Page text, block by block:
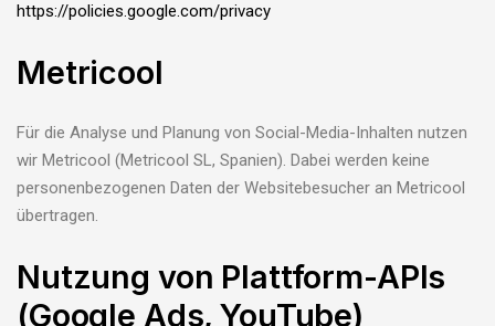
https://policies.google.com/privacy
Metricool
Für die Analyse und Planung von Social-Media-Inhalten nutzen
wir Metricool (Metricool SL, Spanien). Dabei werden keine
personenbezogenen Daten der Websitebesucher an Metricool
übertragen.
Nutzung von Plattform-APIs
(Google Ads, YouTube)